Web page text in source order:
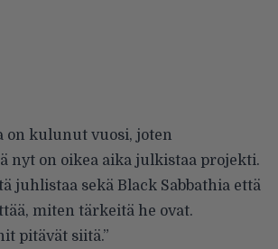
on kulunut vuosi, joten
nyt on oikea aika julkistaa projekti.
juhlistaa sekä Black Sabbathia että
miten tärkeitä he ovat.
pitävät siitä.”